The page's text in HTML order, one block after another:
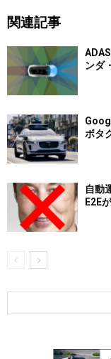
関連記事
ンダ
ボタ
自動
E2E